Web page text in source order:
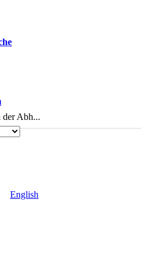
English
der Abh...
die
Postanschrift und Öffnungszeiten
sonntags und an Feiertagen